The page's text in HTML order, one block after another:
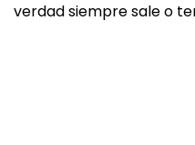
verdad siempre sale o